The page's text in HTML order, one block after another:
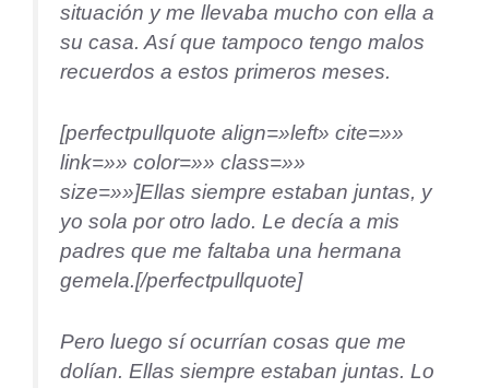
situación y me llevaba mucho con ella a
su casa. Así que tampoco tengo malos
recuerdos a estos primeros meses.
[perfectpullquote align=»left» cite=»»
link=»» color=»» class=»»
size=»»]Ellas siempre estaban juntas, y
yo sola por otro lado. Le decía a mis
padres que me faltaba una hermana
gemela.[/perfectpullquote]
Pero luego sí ocurrían cosas que me
dolían. Ellas siempre estaban juntas. Lo